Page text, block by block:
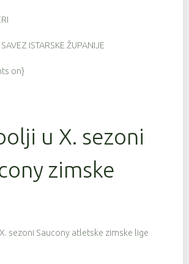
ISTARSKE ŽUPANIJE
on}
u X. sezoni
zimske
sezoni Saucony atletske zimske lige